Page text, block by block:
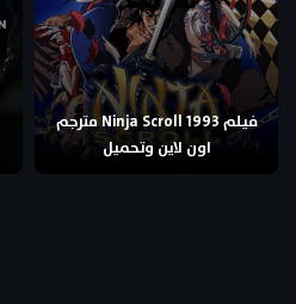
فيلم Ninja Scroll 1993 مترجم
اون لاين وتحميل